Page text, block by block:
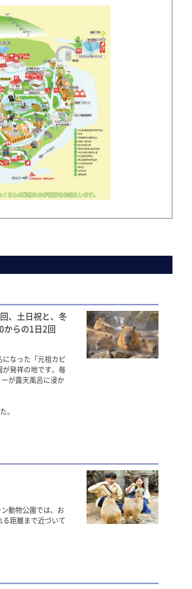
、土日祝と、冬
からの1日2回
になった「元祖カピ
発祥の地です。毎
が露天風呂に浸か
。
動物公園では、お
距離まで近づいて